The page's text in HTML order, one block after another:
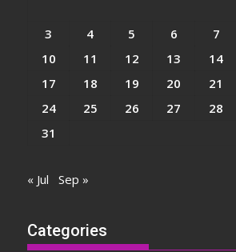
3
4 5 6 7
10
11 12 13 14
17
18 19 20 21
24
25 26 27 28
31
« Jul Sep »
Categories